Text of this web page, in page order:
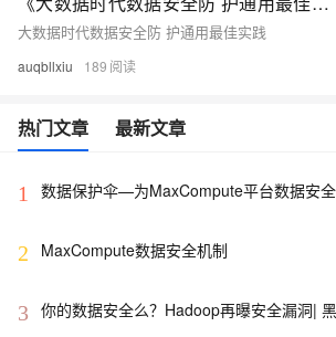
大数据时代数据安全防 护通用最佳实践
auqbllxiu 189
热门文章 最新文章
1 数据保护伞—为MaxCompute平台数据安
2 MaxCompute数据安全机制
3 你的数据安全么？Hadoop再曝安全漏洞|